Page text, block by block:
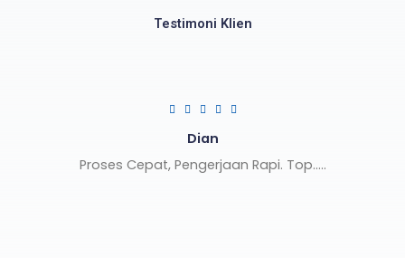
Testimoni Klien
    Rated
of
Dian
Proses Cepat, Pengerjaan Rapi. Top.....